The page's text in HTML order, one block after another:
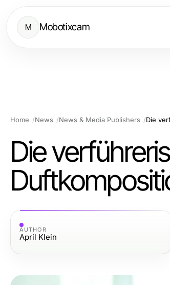
M Mobotixcam
Home News News & Media Publishers
Die
AUTHOR
April Klein